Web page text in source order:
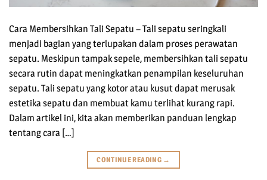
Cara Membersihkan Tali Sepatu – Tali sepatu seringkali
menjadi bagian yang terlupakan dalam proses perawatan
sepatu. Meskipun tampak sepele, membersihkan tali sepatu
secara rutin dapat meningkatkan penampilan keseluruhan
sepatu. Tali sepatu yang kotor atau kusut dapat merusak
estetika sepatu dan membuat kamu terlihat kurang rapi.
Dalam artikel ini, kita akan memberikan panduan lengkap
tentang cara […]
CONTINUE READING →